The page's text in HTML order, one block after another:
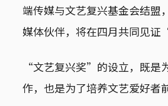
端传媒与文艺复兴基金会结盟
媒体伙伴，将在四月共同见
“文艺复兴奖”的设立，既是
作，也是为了培养文艺爱好者